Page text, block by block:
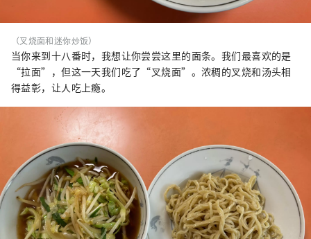
（叉烧面和迷你炒饭）
当你来到十八番时，我想让你尝尝这里的面条。我们最喜欢的是
“拉面”，但这一天我们吃了“叉烧面”。浓稠的叉烧和汤头相
得益彰，让人吃上瘾。